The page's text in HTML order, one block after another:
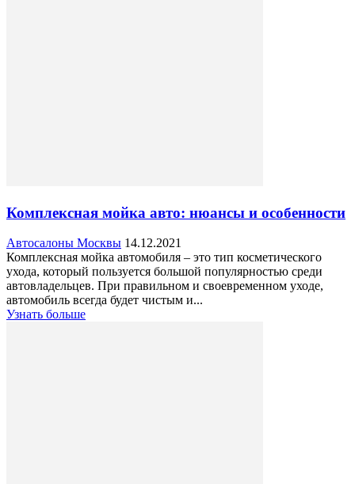
Комплексная мойка авто: нюансы и особенности
Автосалоны Москвы 14.12.2021
Комплексная мойка автомобиля – это тип косметического
ухода, который пользуется большой популярностью среди
автовладельцев. При правильном и своевременном уходе,
автомобиль всегда будет чистым и...
Узнать больше